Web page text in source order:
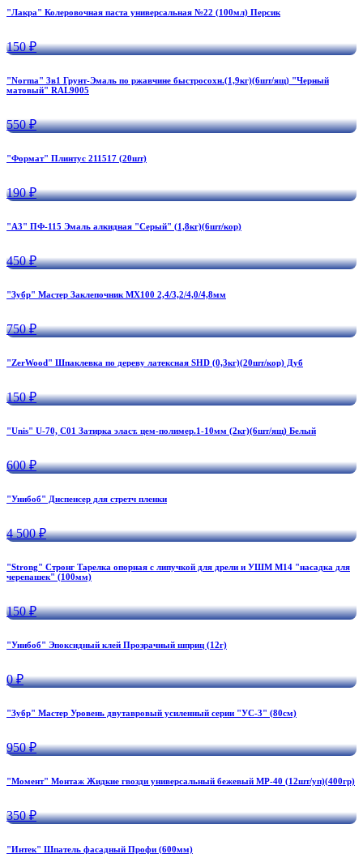
"Лакра" Колеровочная паста универсальная №22 (100мл) Персик
150 ₽
"Norma" 3в1 Грунт-Эмаль по ржавчине быстросохн.(1,9кг)(6шт/ящ) "Черный
матовый" RAL9005
550 ₽
"Формат" Плинтус 211517 (20шт)
190 ₽
"А3" ПФ-115 Эмаль алкидная "Серый" (1,8кг)(6шт/кор)
450 ₽
"Зубр" Мастер Заклепочник МХ100 2,4/3,2/4,0/4,8мм
750 ₽
"ZerWood" Шпаклевка по дереву латексная SHD (0,3кг)(20шт/кор) Дуб
150 ₽
"Unis" U-70, C01 Затирка эласт. цем-полимер.1-10мм (2кг)(6шт/ящ) Белый
600 ₽
"Унибоб" Диспенсер для стретч пленки
4 500 ₽
"Strong" Стронг Тарелка опорная с липучкой для дрели и УШМ М14 "насадка для
черепашек" (100мм)
150 ₽
"Унибоб" Эпоксидный клей Прозрачный шприц (12г)
0 ₽
"Зубр" Мастер Уровень двутавровый усиленный серии "УС-3" (80см)
950 ₽
"Момент" Монтаж Жидкие гвозди универсальный бежевый МР-40 (12шт/уп)(400гр)
350 ₽
"Интек" Шпатель фасадный Профи (600мм)